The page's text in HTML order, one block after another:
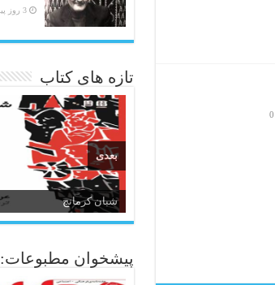
0
3 روز پیش
تازه های کتاب
شبان کرمانج
زبان و ادبیات کردی
بعدی
پیشخوان مطبوعات: